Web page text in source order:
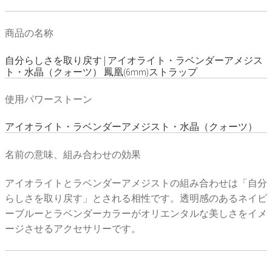
商品の名称
自分らしさを取り戻す | アイオライト・ラベンダーアメジス
ト・水晶（クォーツ） 鳳凰(6mm)ストラップ
使用パワーストーン
アイオライト・ラベンダーアメジスト・水晶（クォーツ）
名前の意味、組み合わせの効果
アイオライトとラベンダーアメジストの組み合わせは「自分
らしさを取り戻す」とされる相性です。透明感のあるネイビ
ーブルーとラベンダーカラーがオリエンタルな美しさをイメ
ージさせるアクセサリーです。